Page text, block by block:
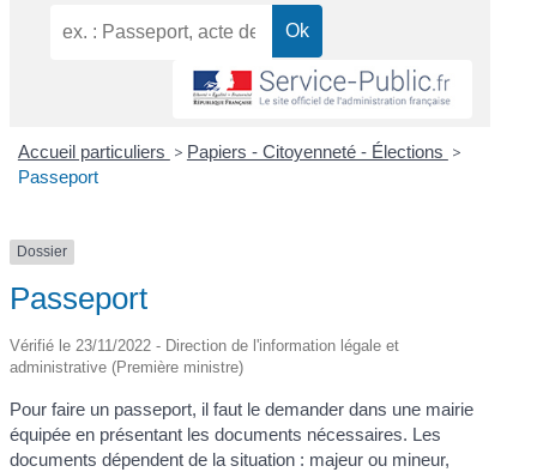
Accueil particuliers > Papiers - Citoyenneté - Élections >
Passeport
Dossier
Passeport
Vérifié le 23/11/2022 - Direction de l'information légale et
administrative (Première ministre)
Pour faire un passeport, il faut le demander dans une mairie
équipée en présentant les documents nécessaires. Les
documents dépendent de la situation : majeur ou mineur,